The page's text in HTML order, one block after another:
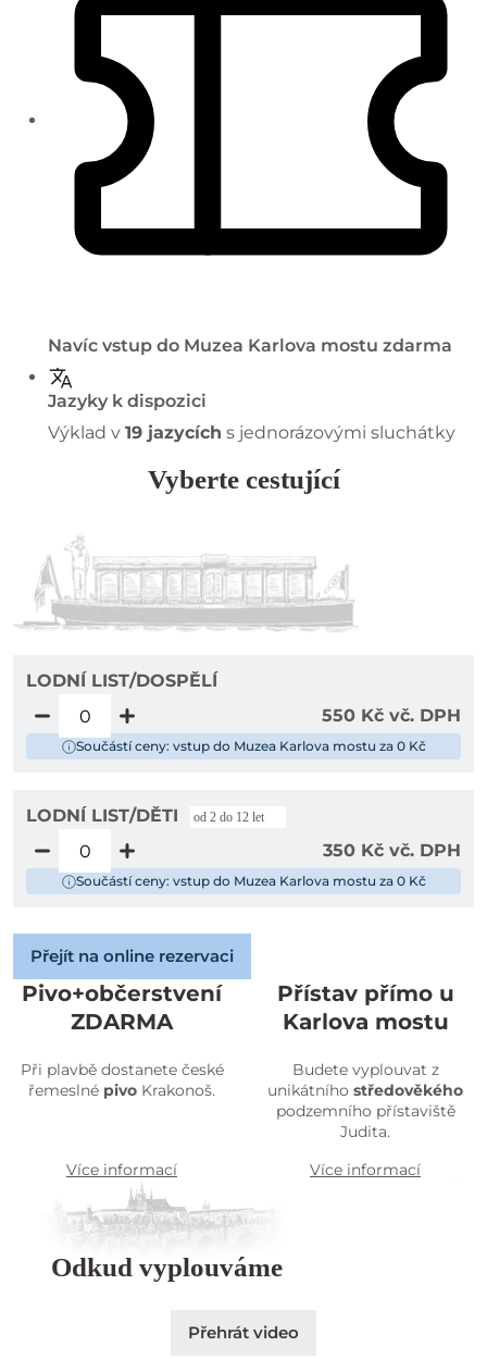
Navíc vstup do Muzea Karlova mostu zdarma
Jazyky k dispozici
Výklad v 19 jazycích s jednorázovými sluchátky
Vyberte cestující
LODNÍ LIST/DOSPĚLÍ
550 Kč vč. DPH
Součástí ceny: vstup do Muzea Karlova mostu za 0 Kč
LODNÍ LIST/DĚTI od 2 do 12 let
350 Kč vč. DPH
Součástí ceny: vstup do Muzea Karlova mostu za 0 Kč
Přejít na online rezervaci
Pivo+občerstvení
ZDARMA
Při plavbě dostanete české
řemeslné pivo Krakonoš.
Více informací
Přístav přímo u
Karlova mostu
Budete vyplouvat z
unikátního středověkého
podzemního přístaviště
Judita.
Více informací
Odkud vyplouváme
Přehrát video